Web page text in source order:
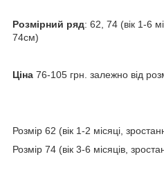
Розмірний ряд: 62, 74 (вік 1-6
74см)
Ціна 76-105 грн. залежно від
Розмір 62 (вік 1-2 місяці,
Розмір 74 (вік 3-6 місяців,